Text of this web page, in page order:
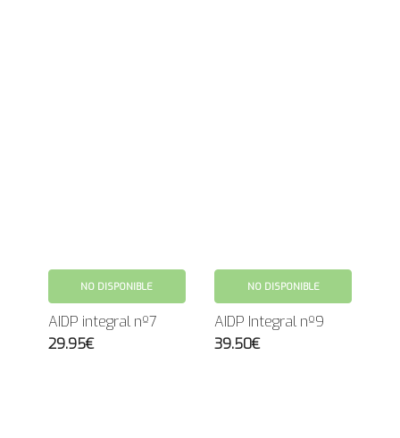
NO DISPONIBLE
AIDP integral nº7
29.95€
NO DISPONIBLE
AIDP Integral nº9
39.50€